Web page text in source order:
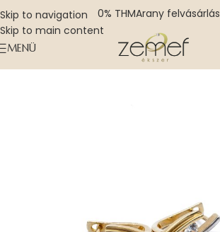
Skip to navigation
Skip to main content
0% THMArany felvásárlás
MENÜ